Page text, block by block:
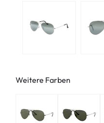
Weitere Farben